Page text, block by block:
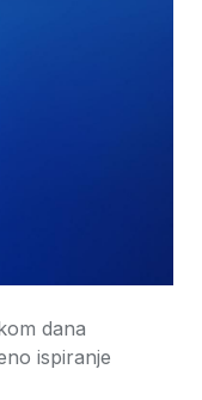
dana
ispiranje